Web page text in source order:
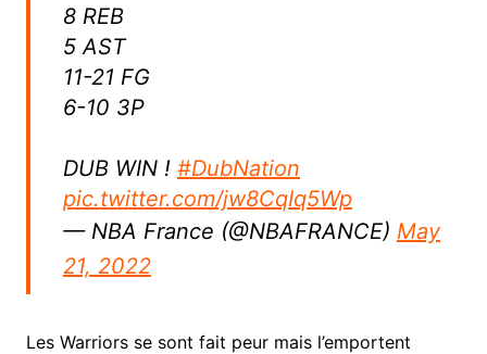
8 REB
5 AST
11-21 FG
6-10 3P
DUB WIN ! #DubNation
pic.twitter.com/jw8CqIq5Wp
— NBA France (@NBAFRANCE) May
21, 2022
Les Warriors se sont fait peur mais l’emportent